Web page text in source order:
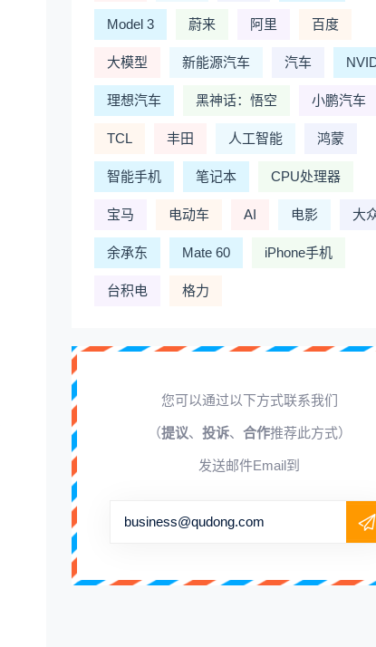
Model 3 蔚来 阿里 百度
大模型 新能源汽车 汽车
理想汽车 黑神话：悟空 小鹏汽车
TCL 丰田 人工智能 鸿蒙
智能手机 笔记本 CPU处理器
宝马 电动车 AI 电影 大
余承东 Mate 60 iPhone手机
台积电 格力
您可以通过以下方式联系我们
（提议、 投诉、 合作推荐此方式）
发送邮件Email到
business@qudong.com